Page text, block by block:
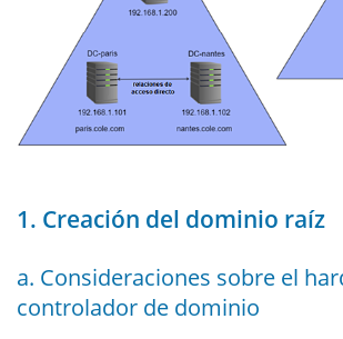
1. Creación del dominio raíz
a. Consideraciones sobre el
controlador de dominio